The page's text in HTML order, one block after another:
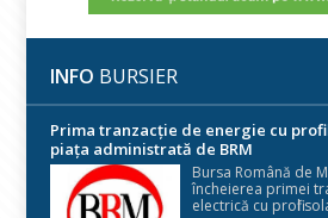
INFO BURSIER
Prima tranzacție de energie cu
piața administrată de BRM
Bursa Română de
încheierea primei
electrică cu profil